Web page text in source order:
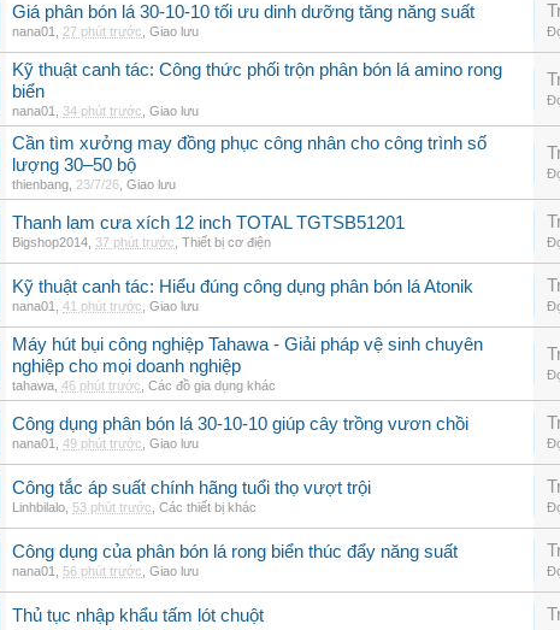
Giá phân bón lá 30-10-10 tối ưu dinh dưỡng tăng năng suất
nana01 27 phút trước Giao lưu
Kỹ thuật canh tác: Công thức phối trộn phân bón lá amino rong
biển
nana01 34 phút trước Giao lưu
Cần tìm xưởng may đồng phục công nhân cho công trình số
lượng 30–50 bộ
thienbang 23/7/26 Giao lưu
Thanh lam cưa xích 12 inch TOTAL TGTSB51201
Bigshop2014 37 phút trước Thiết bị cơ điện
Kỹ thuật canh tác: Hiểu đúng công dụng phân bón lá Atonik
nana01 41 phút trước Giao lưu
Máy hút bụi công nghiệp Tahawa - Giải pháp vệ sinh chuyên
nghiệp cho mọi doanh nghiệp
tahawa 46 phút trước Các đồ gia dụng khác
Công dụng phân bón lá 30-10-10 giúp cây trồng vươn chồi
nana01 49 phút trước Giao lưu
Công tắc áp suất chính hãng tuổi thọ vượt trội
Linhbilalo 53 phút trước Các thiết bị khác
Công dụng của phân bón lá rong biển thúc đẩy năng suất
nana01 56 phút trước Giao lưu
Thủ tục nhập khẩu tấm lót chuột